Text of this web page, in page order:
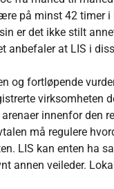
på minst 42 timer i
er det ikke stilt
anbefaler at LIS i
og fortløpende
virksomheten
innenfor den
må regulere
LIS kan enten ha
annen veileder.